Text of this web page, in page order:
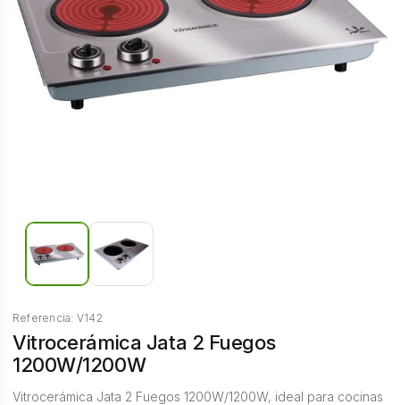
Referencia: V142
Vitrocerámica Jata 2 Fuegos
1200W/1200W
Vitrocerámica Jata 2 Fuegos 1200W/1200W, ideal para cocinas